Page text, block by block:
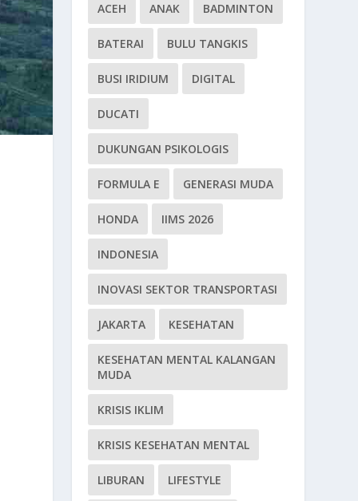
ACEH ANAK BADMINTON
BATERAI BULU TANGKIS
BUSI IRIDIUM DIGITAL
DUCATI
DUKUNGAN PSIKOLOGIS
FORMULA E GENERASI MUDA
HONDA IIMS 2026
INDONESIA
INOVASI SEKTOR TRANSPORTASI
JAKARTA KESEHATAN
KESEHATAN MENTAL KALANGAN
MUDA
KRISIS IKLIM
KRISIS KESEHATAN MENTAL
LIBURAN LIFESTYLE